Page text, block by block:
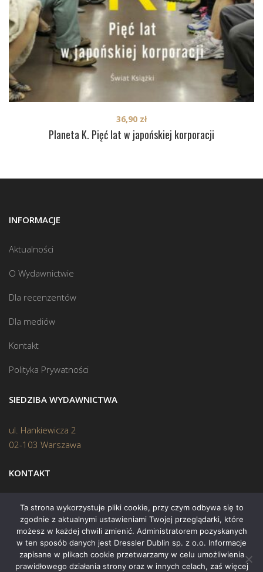
Planeta K. Pięć lat w japońskiej korporacji
36,90 zł
INFORMACJE
Aktualności
O Wydawnictwie
Dla recenzentów
Dla mediów
Kontakt
Polityka Prywatności
SIEDZIBA WYDAWNICTWA
ul. Hankiewicza 2
02-103 Warszawa
KONTAKT
Biuro: (22) 45 70 402
Mail:biuro@swiatksiazki.pl
Ta strona wykorzystuje pliki cookie, przy czym odbywa się to
zgodnie z aktualnymi ustawieniami Twojej przeglądarki, które
możesz w każdej chwili zmienić. Administratorem pozyskanych
w ten sposób danych jest Dressler Dublin sp. z o.o. Informacje
zapisane w plikach cookie przetwarzamy w celu umożliwienia
prawidłowego działania strony oraz w innych celach, zaś więcej